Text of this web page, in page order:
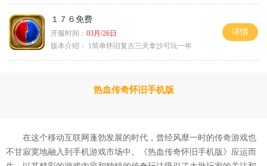
１７６免费
开服时间： 03月/26日
版本介绍：
1简单怀旧复古三天拿沙可玩一年
详情
热血传奇怀旧手机版
在这个移动互联网蓬勃发展的时代，曾经风靡一时的传奇游戏也
不甘寂寞地融入到手机游戏市场中。《热血传奇怀旧手机版》应运而